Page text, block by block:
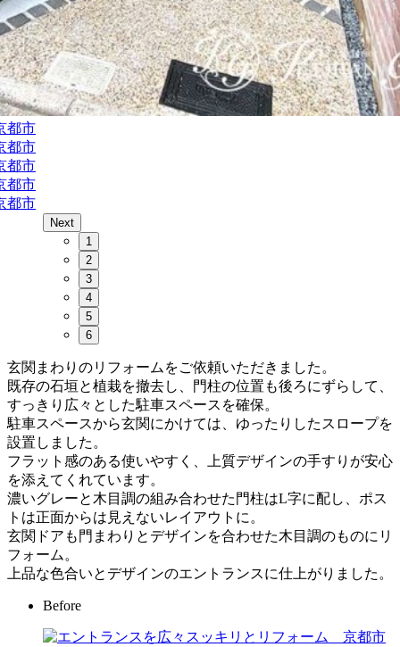
Next
1
2
3
4
5
6
玄関まわりのリフォームをご依頼いただきました。
既存の石垣と植栽を撤去し、門柱の位置も後ろにずらして、
すっきり広々とした駐車スペースを確保。
駐車スペースから玄関にかけては、ゆったりしたスロープを
設置しました。
フラット感のある使いやすく、上質デザインの手すりが安心
を添えてくれています。
濃いグレーと木目調の組み合わせた門柱はL字に配し、ポス
トは正面からは見えないレイアウトに。
玄関ドアも門まわりとデザインを合わせた木目調のものにリ
フォーム。
上品な色合いとデザインのエントランスに仕上がりました。
Before